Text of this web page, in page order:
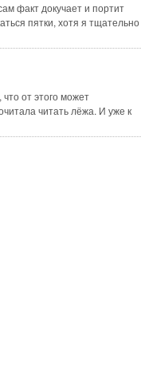
факт докучает и портит
пятки, хотя я тщательно
от этого может
читать лёжа. И уже к